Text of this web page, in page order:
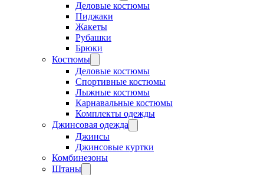
Деловые костюмы
Пиджаки
Жакеты
Рубашки
Брюки
Костюмы
Деловые костюмы
Спортивные костюмы
Лыжные костюмы
Карнавальные костюмы
Комплекты одежды
Джинсовая одежда
Джинсы
Джинсовые куртки
Комбинезоны
Штаны